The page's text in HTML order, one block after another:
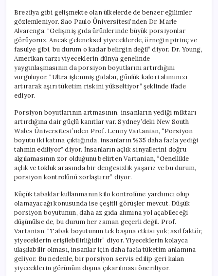
Brezilya gibi gelişmekte olan ülkelerde de benzer eğilimler
gözlemleniyor. Sao Paulo Üniversitesi’nden Dr. Marle
Alvarenga, “Gelişmiş gıda ürünlerinde büyük porsiyonlar
görüyoruz. Ancak geleneksel yiyeceklerde, örneğin pirinç ve
fasulye gibi, bu durum o kadar belirgin değil” diyor. Dr. Young,
Amerikan tarzı yiyeceklerin dünya genelinde
yaygınlaşmasının da porsiyon boyutlarını artırdığını
vurguluyor. “Ultra işlenmiş gıdalar, günlük kalori alımınızı
artırarak aşırı tüketim riskini yükseltiyor” şeklinde ifade
ediyor.
Porsiyon boyutlarının artmasının, insanların yediği miktarı
artırdığına dair güçlü kanıtlar var. Sydney’deki New South
Wales Üniversitesi’nden Prof. Lenny Vartanian, “Porsiyon
boyutu iki katına çıktığında, insanların %35 daha fazla yediği
tahmin ediliyor” diyor. İnsanların açlık sinyallerini doğru
algılamasının zor olduğunu belirten Vartanian, “Genellikle
açlık ve tokluk arasında bir dengesizlik yaşarız ve bu durum,
porsiyon kontrolünü zorlaştırır” diyor.
Küçük tabaklar kullanmanın kilo kontrolüne yardımcı olup
olamayacağı konusunda ise çeşitli görüşler mevcut. Düşük
porsiyon boyutunun, daha az gıda alımına yol açabileceği
düşünülse de, bu durum her zaman geçerli değil. Prof.
Vartanian, “Tabak boyutunun tek başına etkisi yok; asıl faktör,
yiyeceklerin erişilebilirliğidir” diyor. Yiyeceklerin kolayca
ulaşılabilir olması, insanlar için daha fazla tüketim anlamına
geliyor. Bu nedenle, bir porsiyon servis edilip geri kalan
yiyeceklerin görünüm dışına çıkarılması öneriliyor.